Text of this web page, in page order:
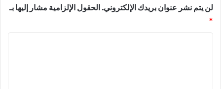
لن يتم نشر عنوان بريدك الإلكتروني. الحقول الإلزامية مشار إليها بـ
*